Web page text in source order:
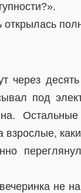
открылась
через
под
взрослые,
не